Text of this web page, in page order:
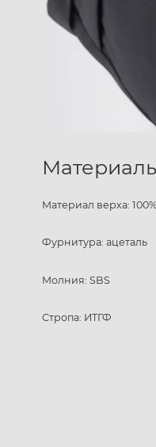
Материал верха:
Фурнитура: ацеталь
Молния: SBS
Стропа: ИТГФ